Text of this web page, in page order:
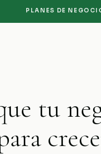
PLANES DE NEGOCIO·
tu